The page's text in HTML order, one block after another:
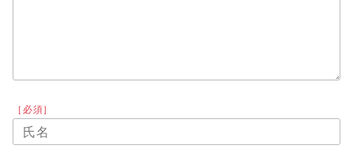
［必須］